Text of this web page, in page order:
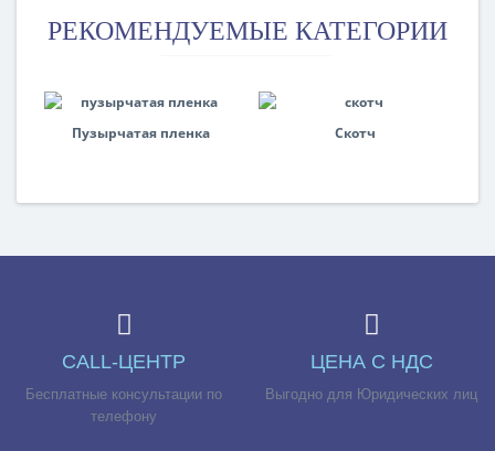
РЕКОМЕНДУЕМЫЕ КАТЕГОРИИ
Пузырчатая пленка Скотч
CALL-ЦЕНТР
Бесплатные консультации по
телефону
ЦЕНА С НДС
Выгодно для Юридических лиц